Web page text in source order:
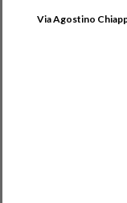
Via Agostino